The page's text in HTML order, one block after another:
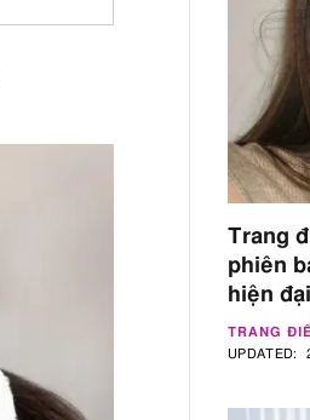
Trang
phiên
hiện đại
TRANG
UPDATED: